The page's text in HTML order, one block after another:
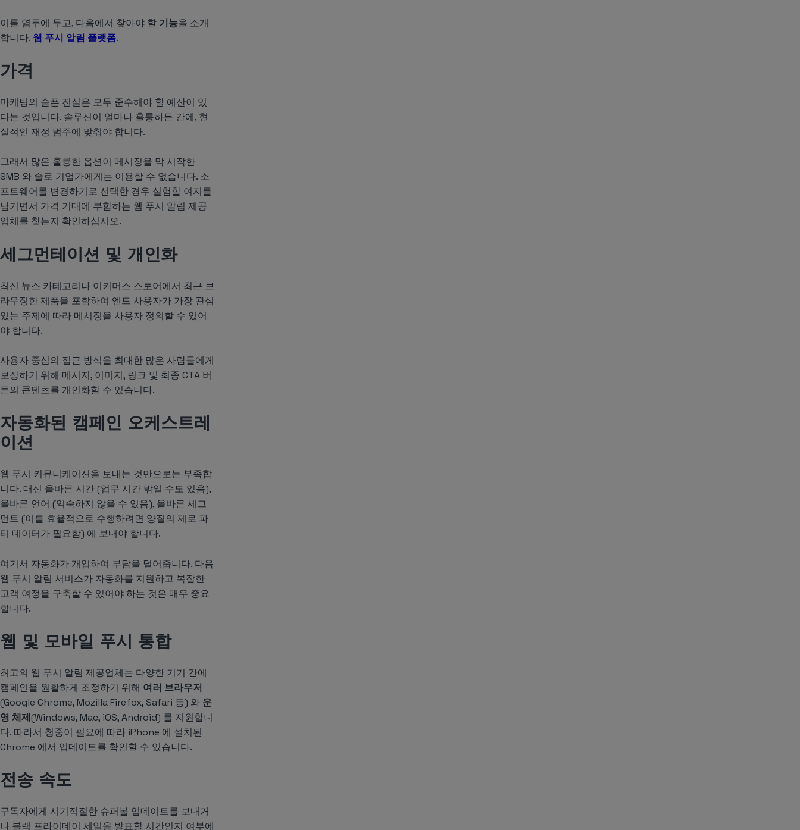
이를 염두에 두고, 다음에서 찾아야 할 기능을 소개
합니다. 웹 푸시 알림 플랫폼.
가격
마케팅의 슬픈 진실은 모두 준수해야 할 예산이 있
다는 것입니다. 솔루션이 얼마나 훌륭하든 간에, 현
실적인 재정 범주에 맞춰야 합니다.
그래서 많은 훌륭한 옵션이 메시징을 막 시작한
SMB 와 솔로 기업가에게는 이용할 수 없습니다. 소
프트웨어를 변경하기로 선택한 경우 실험할 여지를
남기면서 가격 기대에 부합하는 웹 푸시 알림 제공
업체를 찾는지 확인하십시오.
세그먼테이션 및 개인화
최신 뉴스 카테고리나 이커머스 스토어에서 최근 브
라우징한 제품을 포함하여 엔드 사용자가 가장 관심
있는 주제에 따라 메시징을 사용자 정의할 수 있어
야 합니다.
사용자 중심의 접근 방식을 최대한 많은 사람들에게
보장하기 위해 메시지, 이미지, 링크 및 최종 CTA 버
튼의 콘텐츠를 개인화할 수 있습니다.
자동화된 캠페인 오케스트레
이션
웹 푸시 커뮤니케이션을 보내는 것만으로는 부족합
니다. 대신 올바른 시간 (업무 시간 밖일 수도 있음),
올바른 언어 (익숙하지 않을 수 있음), 올바른 세그
먼트 (이를 효율적으로 수행하려면 양질의 제로 파
티 데이터가 필요함) 에 보내야 합니다.
여기서 자동화가 개입하여 부담을 덜어줍니다. 다음
웹 푸시 알림 서비스가 자동화를 지원하고 복잡한
고객 여정을 구축할 수 있어야 하는 것은 매우 중요
합니다.
웹 및 모바일 푸시 통합
최고의 웹 푸시 알림 제공업체는 다양한 기기 간에
캠페인을 원활하게 조정하기 위해 여러 브라우저
(Google Chrome, Mozilla Firefox, Safari 등) 와 운
영 체제(Windows, Mac, iOS, Android) 를 지원합니
다. 따라서 청중이 필요에 따라 iPhone 에 설치된
Chrome 에서 업데이트를 확인할 수 있습니다.
전송 속도
구독자에게 시기적절한 슈퍼볼 업데이트를 보내거
나 블랙 프라이데이 세일을 발표할 시간인지 여부에